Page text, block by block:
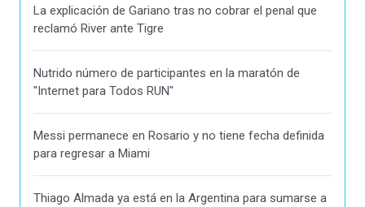
La explicación de Gariano tras no cobrar el penal que
reclamó River ante Tigre
Nutrido número de participantes en la maratón de
"Internet para Todos RUN"
Messi permanece en Rosario y no tiene fecha definida
para regresar a Miami
Thiago Almada ya está en la Argentina para sumarse a